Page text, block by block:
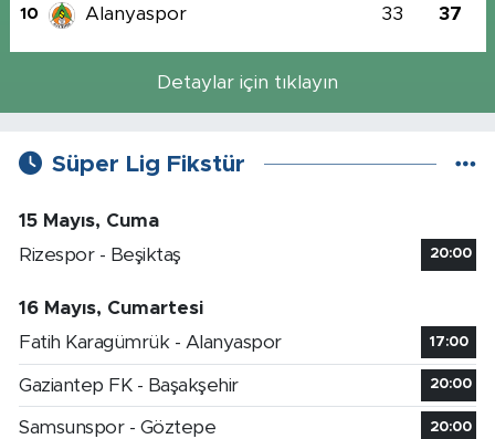
10 Alanyaspor 33 37
Detaylar için tıklayın
Süper Lig Fikstür
15 Mayıs, Cuma
Rizespor - Beşiktaş
20:00
16 Mayıs, Cumartesi
Fatih Karagümrük - Alanyaspor
17:00
Gaziantep FK - Başakşehir 20:00
Samsunspor - Göztepe 20:00